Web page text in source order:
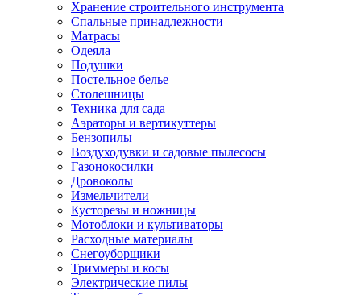
Хранение строительного инструмента
Спальные принадлежности
Матрасы
Одеяла
Подушки
Постельное белье
Столешницы
Техника для сада
Аэраторы и вертикуттеры
Бензопилы
Воздуходувки и садовые пылесосы
Газонокосилки
Дровоколы
Измельчители
Кусторезы и ножницы
Мотоблоки и культиваторы
Расходные материалы
Снегоуборщики
Триммеры и косы
Электрические пилы